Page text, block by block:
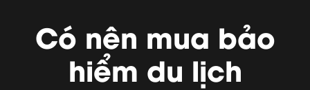
Có nên mua bảo
hiểm du lịch